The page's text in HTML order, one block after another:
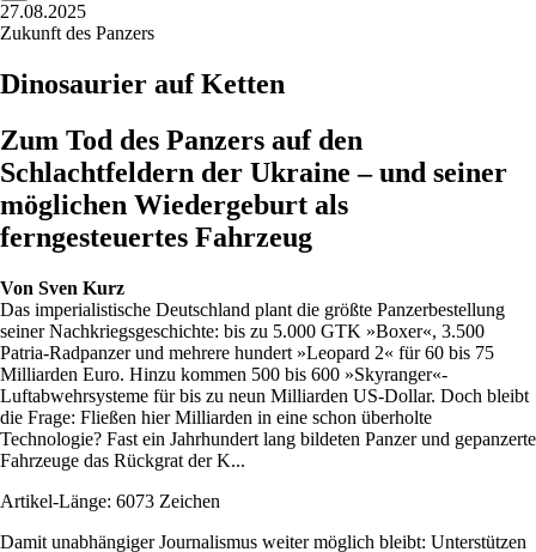
27.08.2025
Zukunft des Panzers
Dinosaurier auf Ketten
Zum Tod des Panzers auf den
Schlachtfeldern der Ukraine – und seiner
möglichen Wiedergeburt als
ferngesteuertes Fahrzeug
Von Sven Kurz
Das imperialistische Deutschland plant die größte Panzerbestellung
seiner Nachkriegsgeschichte: bis zu 5.000 GTK »Boxer«, 3.500
Patria-Radpanzer und mehrere hundert »Leopard 2« für 60 bis 75
Milliarden Euro. Hinzu kommen 500 bis 600 »Skyranger«-
Luftabwehrsysteme für bis zu neun Milliarden US-Dollar. Doch bleibt
die Frage: Fließen hier Milliarden in eine schon überholte
Technologie? Fast ein Jahrhundert lang bildeten Panzer und gepanzerte
Fahrzeuge das Rückgrat der K...
Artikel-Länge: 6073 Zeichen
Damit unabhängiger Journalismus weiter möglich bleibt: Unterstützen